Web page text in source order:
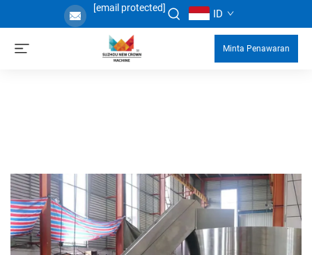
[email protected] ID
Minta Penawaran